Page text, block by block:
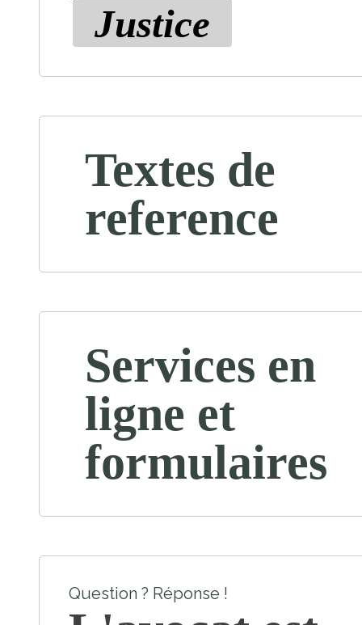
Justice
Textes de
reference
Services en
ligne et
formulaires
Question ? Réponse !